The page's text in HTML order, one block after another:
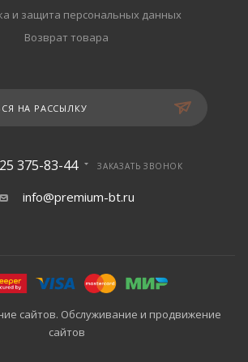
и защита персональных данных
Возврат товара
НА РАССЫЛКУ
375-83-44 ЗАКАЗАТЬ ЗВОНОК
info@premium-bt.ru
сайтов. Обслуживание и продвижение
сайтов